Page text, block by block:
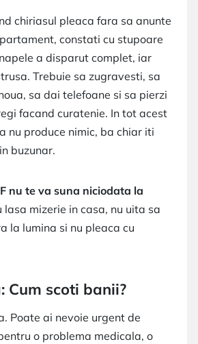
chiriasul pleaca fara sa anunte
constati cu stupoare
a disparut complet, iar
Trebuie sa zugravesti, sa
sa dai telefoane si sa pierzi
facand curatenie. In tot acest
nu produce nimic, ba chiar iti
buzunar.
nu te va suna niciodata la
lasa mizerie in casa, nu uita sa
la lumina si nu pleaca cu
Cum scoti banii?
Poate ai nevoie urgent de
o problema medicala, o